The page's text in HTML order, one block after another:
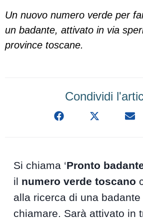
Un nuovo numero verde per
un badante, attivato in via
province toscane.
Condividi
Si chiama ‘Pronto
il numero verde toscano
alla ricerca di una
chiamare. Sarà attivato in